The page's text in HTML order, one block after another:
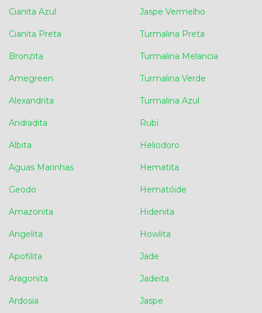
Cianita Azul
Cianita Preta
Bronzita
Amegreen
Alexandrita
Andradita
Albita
Aguas Marinhas
Geodo
Amazonita
Angelita
Apofilita
Aragonita
Ardosia
Jaspe Vermelho
Turmalina Preta
Turmalina Melancia
Turmalina Verde
Turmalina Azul
Rubi
Heliodoro
Hematita
Hematóide
Hidenita
Howlita
Jade
Jadeita
Jaspe